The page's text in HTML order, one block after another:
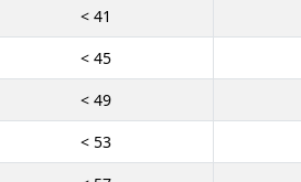
< 41
< 45
< 49
< 53